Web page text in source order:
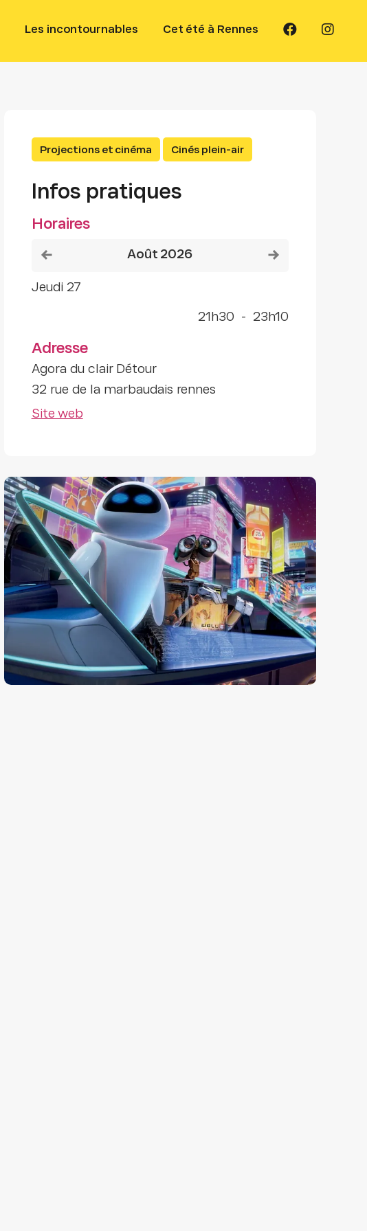
Les incontournables Cet été à Rennes
Projections et cinéma Cinés plein-air
Infos pratiques
Horaires
Voir le mois précédentaoût 2026
jeudi 27
21h30 - 23h10
Adresse
Agora du clair Détour
32 rue de la marbaudais rennes
Site web